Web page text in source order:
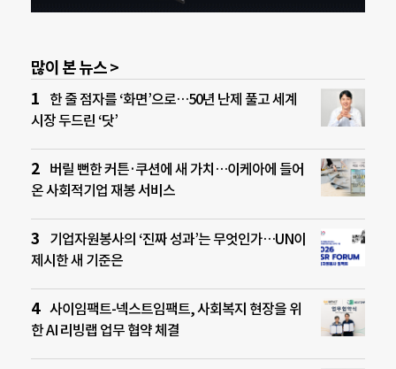
많이 본 뉴스 >
한 줄 점자를 ‘화면’으로…50년 난제 풀고 세계
시장 두드린 ‘닷’
버릴 뻔한 커튼·쿠션에 새 가치…이케아에 들어
온 사회적기업 재봉 서비스
기업자원봉사의 ‘진짜 성과’는 무엇인가…UN이
제시한 새 기준은
사이임팩트-넥스트임팩트, 사회복지 현장을 위
한 AI 리빙랩 업무 협약 체결